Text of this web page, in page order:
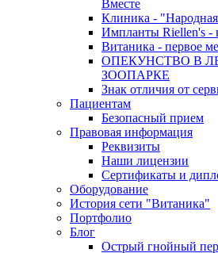
Вместе
Клиника -
Импланты Riellen's -
Витаника - первое
ОПЕКУНСТВО В
ЗООПАРКЕ
Знак отличия от
Пациентам
Безопасный прием
Правовая информация
Реквизиты
Наши лицензии
Сертификаты и
Оборудование
История сети "Витаника"
Портфолио
Блог
Острый гнойный